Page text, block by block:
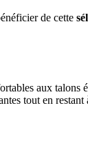
de cette
aux talons
tout en restant